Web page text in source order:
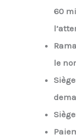
60
le